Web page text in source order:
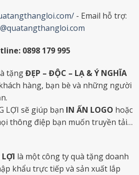
- Email hỗ trợ:
0898 179 995
tặngĐẸP – ĐỘC – LẠ & Ý NGHĨA
hàng, bạn bè và những người
LỢI sẽ giúp bạn IN ẤN LOGO hoặc
thông điệp bạn muốn truyền tải…
là một công ty quà tặng doanh
khẩu trực tiếp và sản xuất lắp